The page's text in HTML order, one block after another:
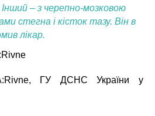
– з черепно-мозковою
стегна і кісток тазу. Він в
лікар.
, ГУ ДСНС України у